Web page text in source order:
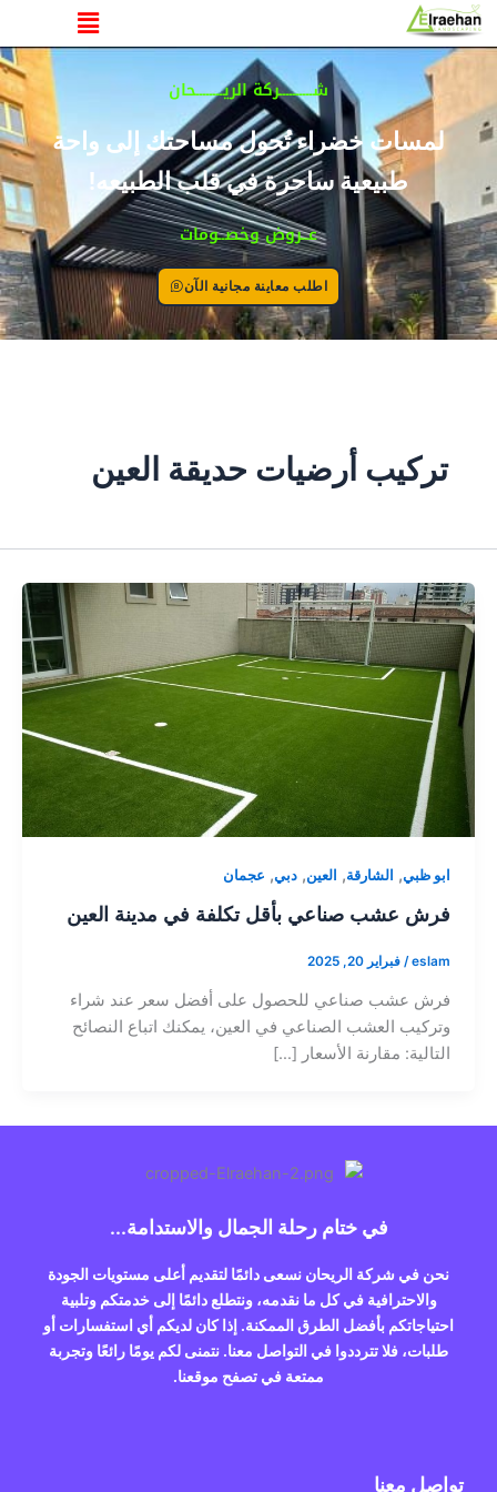
تخطي
إلى
المحتوى
القائمة
شــــــــــركة الريــــــــحان
لمسات خضراء تُحول مساحتك إلى واحة
طبيعية ساحرة في قلب الطبيعه!
عــروض وخصــومات
اطلب معاينة مجانية الآن
تركيب أرضيات حديقة العين
ابو ظبي, الشارقة, العين, دبي, عجمان
فرش عشب صناعي بأقل تكلفة في مدينة العين
eslam
/ فبراير 20, 2025
فرش عشب صناعي للحصول على أفضل سعر عند شراء
وتركيب العشب الصناعي في العين، يمكنك اتباع النصائح
التالية: مقارنة الأسعار […]
في ختام رحلة الجمال والاستدامة...
نحن في شركة الريحان نسعى دائمًا لتقديم أعلى مستويات الجودة
والاحترافية في كل ما نقدمه، ونتطلع دائمًا إلى خدمتكم وتلبية
احتياجاتكم بأفضل الطرق الممكنة. إذا كان لديكم أي استفسارات أو
طلبات، فلا تترددوا في التواصل معنا. نتمنى لكم يومًا رائعًا وتجربة
ممتعة في تصفح موقعنا.
تواصل معنا